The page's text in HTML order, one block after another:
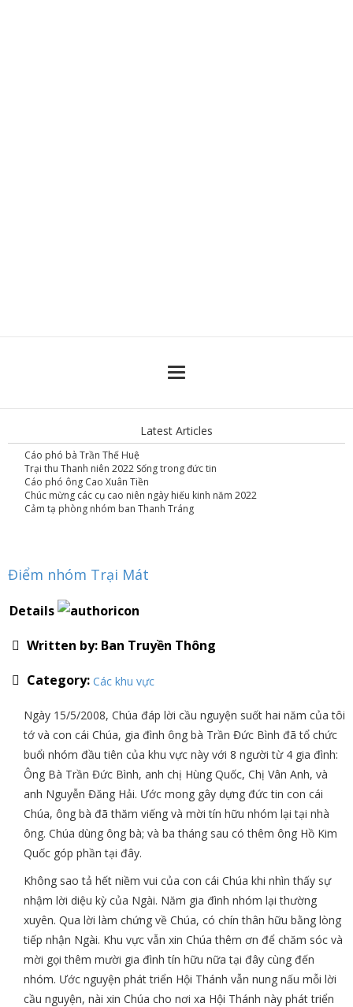
Latest Articles
Cáo phó bà Trần Thế Huệ
Trại thu Thanh niên 2022 Sống trong đức tin
Cáo phó ông Cao Xuân Tiền
Chúc mừng các cụ cao niên ngày hiếu kinh năm 2022
Cảm tạ phòng nhóm ban Thanh Tráng
Điểm nhóm Trại Mát
Details
Written by: Ban Truyền Thông
Category: Các khu vực
Ngày 15/5/2008, Chúa đáp lời cầu nguyện suốt hai năm của tôi
tớ và con cái Chúa, gia đình ông bà Trần Đức Bình đã tổ chức
buổi nhóm đầu tiên của khu vực này với 8 người từ 4 gia đình:
Ông Bà Trần Đức Bình, anh chị Hùng Quốc, Chị Vân Anh, và
anh Nguyễn Đăng Hải. Ước mong gây dựng đức tin con cái
Chúa, ông bà đã thăm viếng và mời tín hữu nhóm lại tại nhà
ông. Chúa dùng ông bà; và ba tháng sau có thêm ông Hồ Kim
Quốc góp phần tại đây.
Không sao tả hết niềm vui của con cái Chúa khi nhìn thấy sự
nhậm lời diệu kỳ của Ngài. Năm gia đình nhóm lại thường
xuyên. Qua lời làm chứng về Chúa, có chín thân hữu bằng lòng
tiếp nhận Ngài. Khu vực vẫn xin Chúa thêm ơn để chăm sóc và
mời gọi thêm mười gia đình tín hữu nữa tại đây cùng đến
nhóm. Ước nguyện phát triển Hội Thánh vẫn nung nấu mỗi lời
cầu nguyện, nài xin Chúa cho nơi xa Hội Thánh này phát triển